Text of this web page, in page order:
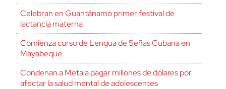
Celebran en Guantánamo primer festival de
lactancia materna
Comienza curso de Lengua de Señas Cubana en
Mayabeque
Condenan a Meta a pagar millones de dólares por
afectar la salud mental de adolescentes